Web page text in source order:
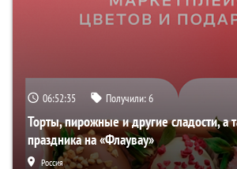
06:52:34 Получили:6
Торты, пирожные и другие сладости, а
праздника на «Флаувау»
Россия